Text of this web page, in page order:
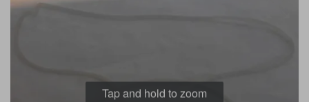
to
Tap and hold to zoom